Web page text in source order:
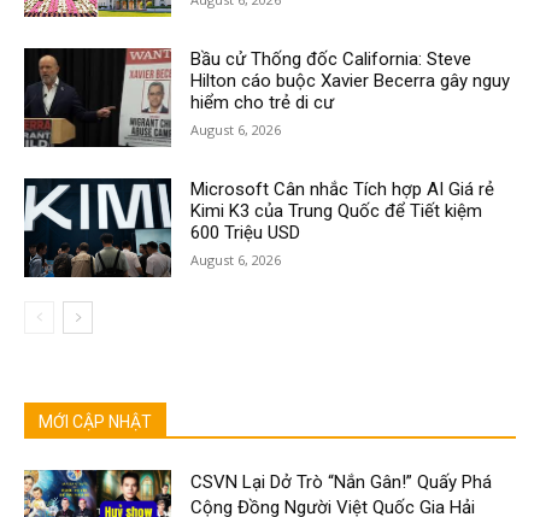
Bầu cử Thống đốc California: Steve
Hilton cáo buộc Xavier Becerra gây nguy
hiểm cho trẻ di cư
August 6, 2026
Microsoft Cân nhắc Tích hợp AI Giá rẻ
Kimi K3 của Trung Quốc để Tiết kiệm
600 Triệu USD
August 6, 2026
MỚI CẬP NHẬT
CSVN Lại Dở Trò “Nắn Gân!” Quấy Phá
Cộng Đồng Người Việt Quốc Gia Hải